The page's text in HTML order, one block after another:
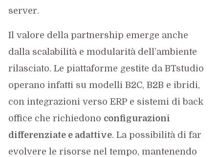
server.
Il valore della partnership emerge anche
dalla scalabilità e modularità dell’ambiente
rilasciato. Le piattaforme gestite da BTstudio
operano infatti su modelli B2C, B2B e ibridi,
con integrazioni verso ERP e sistemi di back
office che richiedono configurazioni
differenziate e adattive. La possibilità di far
evolvere le risorse nel tempo, mantenendo